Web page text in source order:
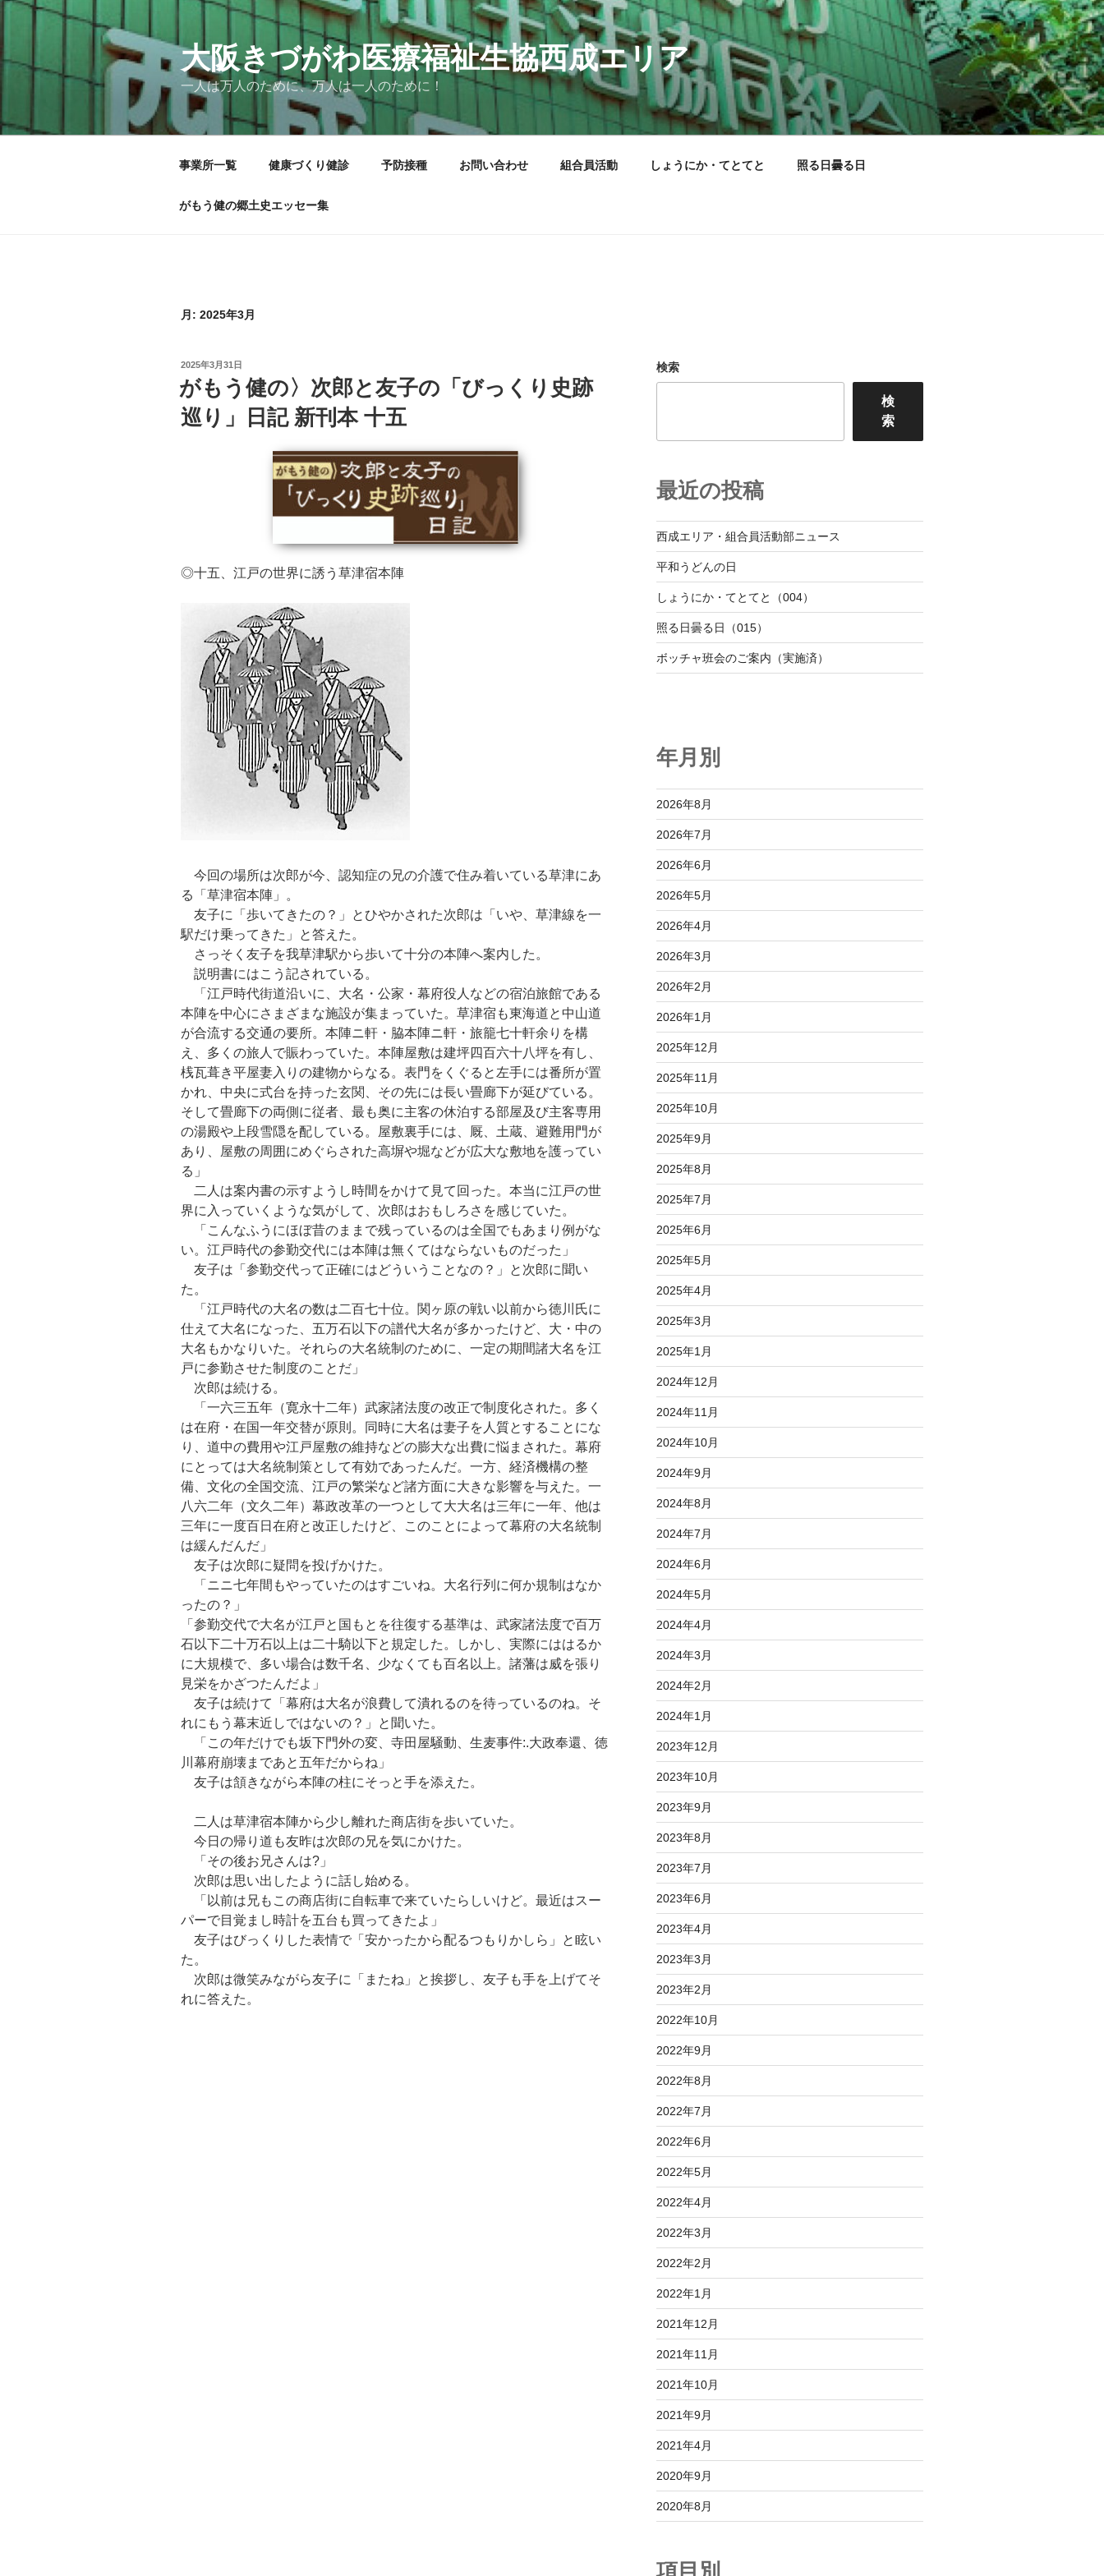
ン
ス
大阪きづがわ医療福祉生協西成エリア
一人は万人のために、万人は一人のために！
事業所一覧 健康づくり健診 予防接種 お問い合わせ 組合員活動 しょうにか・てとてと 照る日曇る日
がもう健の郷土史エッセー集
月: 2025年3月
投
稿
日:
2025年3月31日
がもう健の〉次郎と友子の「びっくり史跡
巡り」日記 新刊本 十五
◎十五、江戸の世界に誘う草津宿本陣
今回の場所は次郎が今、認知症の兄の介護で住み着いている草津にあ
る「草津宿本陣」。
友子に「歩いてきたの？」とひやかされた次郎は「いや、草津線を一
駅だけ乗ってきた」と答えた。
さっそく友子を我草津駅から歩いて十分の本陣へ案内した。
説明書にはこう記されている。
「江戸時代街道沿いに、大名・公家・幕府役人などの宿泊旅館である
本陣を中心にさまざまな施設が集まっていた。草津宿も東海道と中山道
が合流する交通の要所。本陣ニ軒・脇本陣ニ軒・旅籠七十軒余りを構
え、多くの旅人で賑わっていた。本陣屋敷は建坪四百六十八坪を有し、
桟瓦葺き平屋妻入りの建物からなる。表門をくぐると左手には番所が置
かれ、中央に式台を持った玄関、その先には長い畳廊下が延びている。
そして畳廊下の両側に従者、最も奥に主客の休泊する部屋及び主客専用
の湯殿や上段雪隠を配している。屋敷裏手には、厩、土蔵、避難用門が
あり、屋敷の周囲にめぐらされた高塀や堀などが広大な敷地を護ってい
る」
二人は案内書の示すようし時間をかけて見て回った。本当に江戸の世
界に入っていくような気がして、次郎はおもしろさを感じていた。
「こんなふうにほぼ昔のままで残っているのは全国でもあまり例がな
い。江戸時代の参勤交代には本陣は無くてはならないものだった」
友子は「参勤交代って正確にはどういうことなの？」と次郎に聞い
た。
「江戸時代の大名の数は二百七十位。関ヶ原の戦い以前から徳川氏に
仕えて大名になった、五万石以下の譜代大名が多かったけど、大・中の
大名もかなりいた。それらの大名統制のために、一定の期間諸大名を江
戸に参勤させた制度のことだ」
次郎は続ける。
「一六三五年（寛永十二年）武家諸法度の改正で制度化された。多く
は在府・在国一年交替が原則。同時に大名は妻子を人質とすることにな
り、道中の費用や江戸屋敷の維持などの膨大な出費に悩まされた。幕府
にとっては大名統制策として有効であったんだ。一方、経済機構の整
備、文化の全国交流、江戸の繁栄など諸方面に大きな影響を与えた。一
八六二年（文久二年）幕政改革の一つとして大大名は三年に一年、他は
三年に一度百日在府と改正したけど、このことによって幕府の大名統制
は緩んだんだ」
友子は次郎に疑問を投げかけた。
「ニニ七年間もやっていたのはすごいね。大名行列に何か規制はなか
ったの？」
「参勤交代で大名が江戸と国もとを往復する基準は、武家諸法度で百万
石以下二十万石以上は二十騎以下と規定した。しかし、実際にははるか
に大規模で、多い場合は数千名、少なくても百名以上。諸藩は威を張り
見栄をかざつたんだよ」
友子は続けて「幕府は大名が浪費して潰れるのを待っているのね。そ
れにもう幕末近しではないの？」と聞いた。
「この年だけでも坂下門外の変、寺田屋騒動、生麦事件:.大政奉還、徳
川幕府崩壊まであと五年だからね」
友子は頷きながら本陣の柱にそっと手を添えた。
二人は草津宿本陣から少し離れた商店街を歩いていた。
今日の帰り道も友昨は次郎の兄を気にかけた。
「その後お兄さんは?」
次郎は思い出したように話し始める。
「以前は兄もこの商店街に自転車で来ていたらしいけど。最近はスー
パーで目覚まし時計を五台も買ってきたよ」
友子はびっくりした表情で「安かったから配るつもりかしら」と眩い
た。
次郎は微笑みながら友子に「またね」と挨拶し、友子も手を上げてそ
れに答えた。
検索
検
索
最近の投稿
西成エリア・組合員活動部ニュース
平和うどんの日
しょうにか・てとてと（004）
照る日曇る日（015）
ボッチャ班会のご案内（実施済）
年月別
2026年8月
2026年7月
2026年6月
2026年5月
2026年4月
2026年3月
2026年2月
2026年1月
2025年12月
2025年11月
2025年10月
2025年9月
2025年8月
2025年7月
2025年6月
2025年5月
2025年4月
2025年3月
2025年1月
2024年12月
2024年11月
2024年10月
2024年9月
2024年8月
2024年7月
2024年6月
2024年5月
2024年4月
2024年3月
2024年2月
2024年1月
2023年12月
2023年10月
2023年9月
2023年8月
2023年7月
2023年6月
2023年4月
2023年3月
2023年2月
2022年10月
2022年9月
2022年8月
2022年7月
2022年6月
2022年5月
2022年4月
2022年3月
2022年2月
2022年1月
2021年12月
2021年11月
2021年10月
2021年9月
2021年4月
2020年9月
2020年8月
項目別